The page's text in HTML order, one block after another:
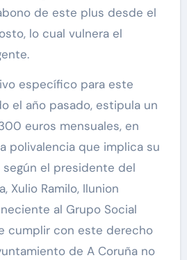
de este plus desde el
lo cual vulnera el
específico para este
el año pasado, estipula un
euros mensuales, en
polivalencia que implica su
según el presidente del
Xulio Ramilo, Ilunion
al Grupo Social
cumplir con este derecho
de A Coruña no